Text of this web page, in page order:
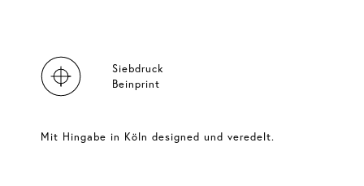
Siebdruck
Beinprint
Mit Hingabe in Köln designed und veredelt.